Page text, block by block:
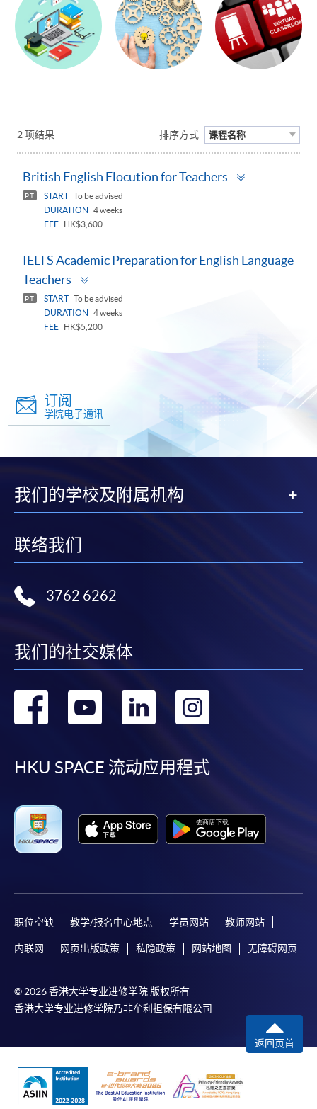
2 项结果 排序方式 课程名称
British English Elocution for Teachers
PT START To be advised
DURATION
4 weeks
FEE
HK$3,600
IELTS Academic Preparation for English Language
Teachers
PT START To be advised
DURATION
4 weeks
FEE
HK$5,200
订阅
学院电子通讯
我们的学校及附属机构
联络我们
3762 6262
我们的社交媒体
转
facebook
转
youtube
转
linkedin
转
HKU SPACE 流动应用程式
职位空缺 教学/报名中心地点 学员网站 教师网站
内联网 网页出版政策 私隐政策 网站地图 无障碍网页
© 2026 香港大学专业进修学院 版权所有
香港大学专业进修学院乃非牟利担保有限公司
返回页首